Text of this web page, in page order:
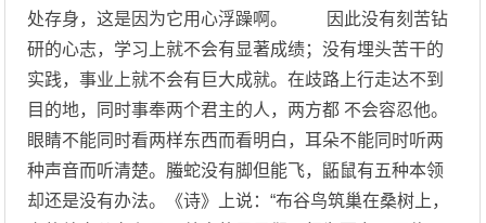
处存身，这是因为它用心浮躁啊。 因此没有刻苦钻
研的心志，学习上就不会有显著成绩；没有埋头苦干的
实践，事业上就不会有巨大成就。在歧路上行走达不到
目的地，同时事奉两个君主的人，两方都 不会容忍他。
眼睛不能同时看两样东西而看明白，耳朵不能同时听两
种声音而听清楚。螣蛇没有脚但能飞，鼫鼠有五种本领
却还是没有办法。《诗》上说：“布谷鸟筑巢在桑树上，